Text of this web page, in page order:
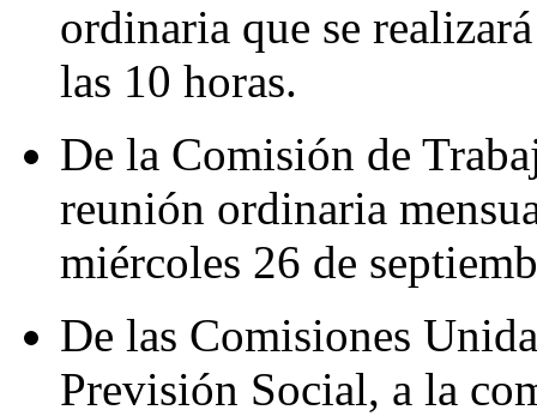
ordinaria que se
las 10 horas.
De la Comisión de
reunión ordinaria
miércoles 26 de
De las Comisiones
Previsión Social, a la